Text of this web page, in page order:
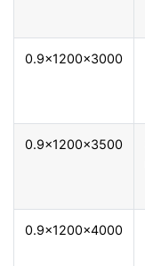
0.9x1200x3000
0.9x1200x3500
0.9x1200x4000